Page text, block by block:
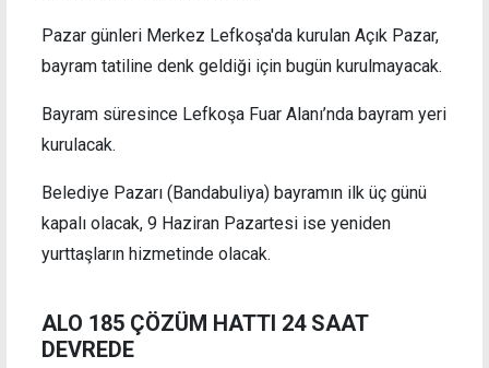
Pazar günleri Merkez Lefkoşa'da kurulan Açık Pazar,
bayram tatiline denk geldiği için bugün kurulmayacak.
Bayram süresince Lefkoşa Fuar Alanı’nda bayram yeri
kurulacak.
Belediye Pazarı (Bandabuliya) bayramın ilk üç günü
kapalı olacak, 9 Haziran Pazartesi ise yeniden
yurttaşların hizmetinde olacak.
ALO 185 ÇÖZÜM HATTI 24 SAAT
DEVREDE